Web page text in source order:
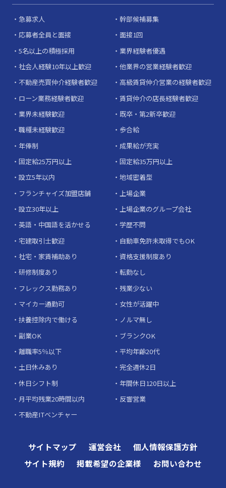
急募求人
幹部候補募集
応募者全員と面接
面接1回
5名以上の積極採用
業界経験者優遇
社会人経験10年以上歓迎
他業界の営業経験者歓迎
不動産売買仲介経験者歓迎
高級賃貸仲介営業の経験者歓迎
ローン業務経験者歓迎
賃貸仲介の店長経験者歓迎
業界未経験歓迎
既卒・第2新卒歓迎
職種未経験歓迎
歩合給
年俸制
成果給が充実
固定給25万円以上
固定給35万円以上
設立5年以内
地域密着型
フランチャイズ加盟店舗
上場企業
設立30年以上
上場企業のグループ会社
英語・中国語を活かせる
学歴不問
宅建取引士歓迎
自動車免許未取得でもOK
社宅・家賃補助あり
資格支援制度あり
研修制度あり
転勤なし
フレックス勤務あり
残業少ない
マイカー通勤可
女性が活躍中
扶養控除内で働ける
ノルマ無し
副業OK
ブランクOK
離職率5％以下
平均年齢20代
土日休みあり
完全週休2日
休日シフト制
年間休日120日以上
月平均残業20時間以内
反響営業
不動産ITベンチャー
サイトマップ 運営会社
個人情報保護方針
サイト規約
掲載希望の企業様 お問い合わせ